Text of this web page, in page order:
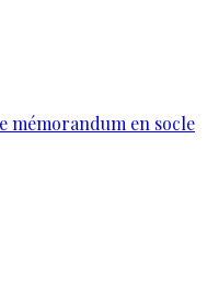
mémorandum en socle